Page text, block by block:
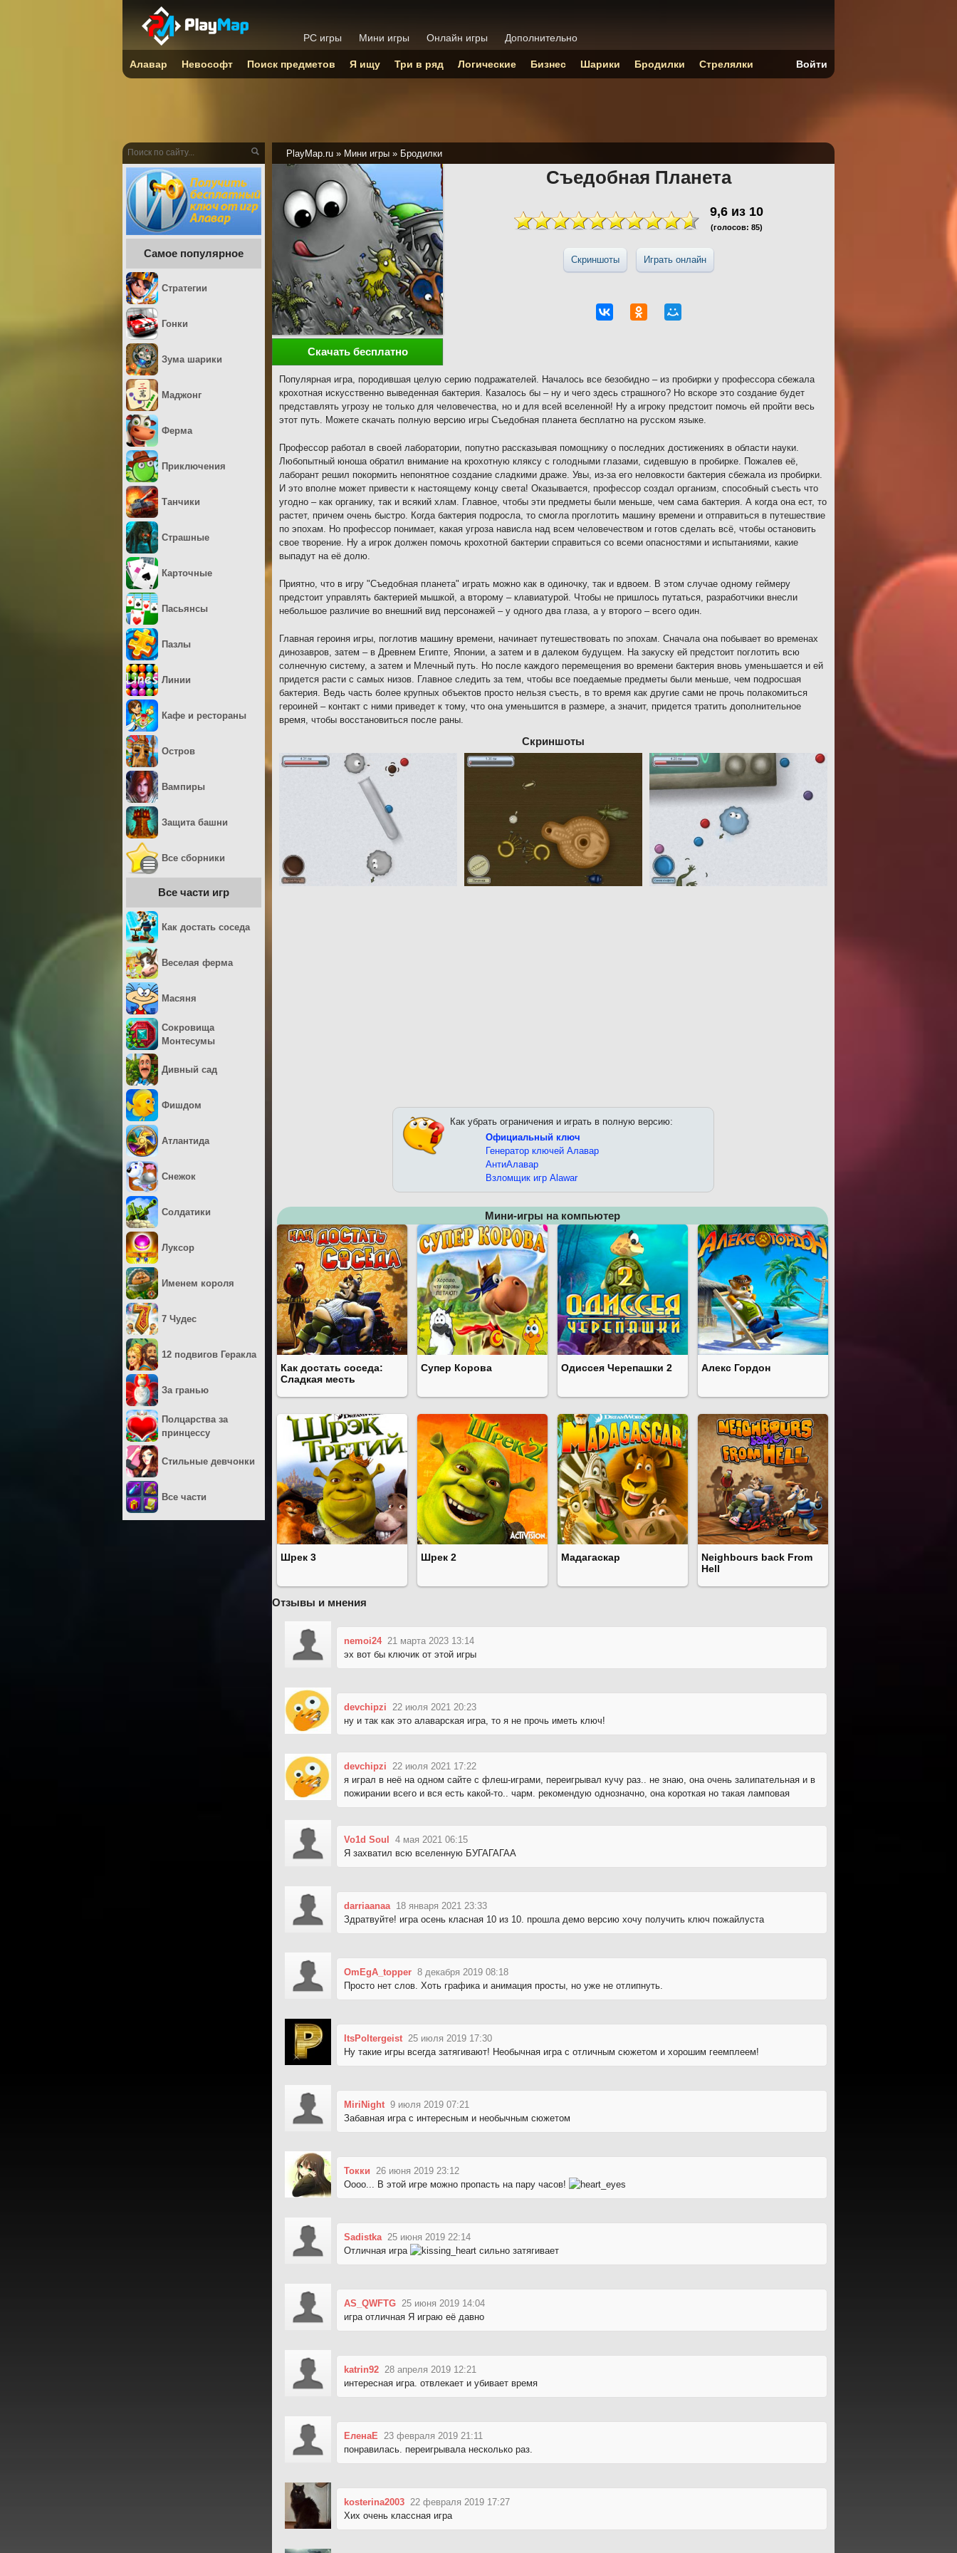
PlayMap.ru » Мини игры » Бродилки
Съедобная Планета
9,6 из 10
(голосов: 85)
Скриншоты Играть онлайн
Скачать бесплатно
Популярная игра, породившая целую серию подражателей. Началось все безобидно – из пробирки у профессора сбежала
крохотная искусственно выведенная бактерия. Казалось бы – ну и чего здесь страшного? Но вскоре это создание будет
представлять угрозу не только для человечества, но и для всей вселенной! Ну а игроку предстоит помочь ей пройти весь
этот путь. Можете скачать полную версию игры Съедобная планета бесплатно на русском языке.
Профессор работал в своей лаборатории, попутно рассказывая помощнику о последних достижениях в области науки.
Любопытный юноша обратил внимание на крохотную кляксу с голодными глазами, сидевшую в пробирке. Пожалев её,
лаборант решил покормить непонятное создание сладкими драже. Увы, из-за его неловкости бактерия сбежала из пробирки.
И это вполне может привести к настоящему концу света! Оказывается, профессор создал организм, способный съесть что
угодно – как органику, так и всякий хлам. Главное, чтобы эти предметы были меньше, чем сама бактерия. А когда она ест, то
растет, причем очень быстро. Когда бактерия подросла, то смогла проглотить машину времени и отправиться в путешествие
по эпохам. Но профессор понимает, какая угроза нависла над всем человечеством и готов сделать всё, чтобы остановить
свое творение. Ну а игрок должен помочь крохотной бактерии справиться со всеми опасностями и испытаниями, какие
выпадут на её долю.
Приятно, что в игру "Съедобная планета" играть можно как в одиночку, так и вдвоем. В этом случае одному геймеру
предстоит управлять бактерией мышкой, а второму – клавиатурой. Чтобы не пришлось путаться, разработчики внесли
небольшое различие во внешний вид персонажей – у одного два глаза, а у второго – всего один.
Главная героиня игры, поглотив машину времени, начинает путешествовать по эпохам. Сначала она побывает во временах
динозавров, затем – в Древнем Египте, Японии, а затем и в далеком будущем. На закуску ей предстоит поглотить всю
солнечную систему, а затем и Млечный путь. Но после каждого перемещения во времени бактерия вновь уменьшается и ей
придется расти с самых низов. Главное следить за тем, чтобы все поедаемые предметы были меньше, чем подросшая
бактерия. Ведь часть более крупных объектов просто нельзя съесть, в то время как другие сами не прочь полакомиться
героиней – контакт с ними приведет к тому, что она уменьшится в размере, а значит, придется тратить дополнительное
время, чтобы восстановиться после раны.
Скриншоты
Как убрать ограничения и играть в полную версию:
Официальный ключ
Генератор ключей Алавар
АнтиАлавар
Взломщик игр Alawar
Мини-игры на компьютер
Как достать соседа:
Сладкая месть
Супер Корова Одиссея Черепашки 2 Алекс Гордон
Шрек 3 Шрек 2 Мадагаскар
Neighbours back From
Hell
Отзывы и мнения
nemoi24 21 марта 2023 13:14
эх вот бы ключик от этой игры
devchipzi
22 июля 2021 20:23
ну и так как это алаварская игра, то я не прочь иметь ключ!
devchipzi 22 июля 2021 17:22
я играл в неё на одном сайте с флеш-играми, переигрывал кучу раз.. не знаю, она очень залипательная и в
пожирании всего и вся есть какой-то.. чарм. рекомендую однозначно, она короткая но такая ламповая
Vo1d Soul 4 мая 2021 06:15
Я захватил всю вселенную БУГАГАГАА
darriaanaa 18 января 2021 23:33
Здратвуйте! игра осень класная 10 из 10. прошла демо версию хочу получить ключ пожайлуста
OmEgA_topper 8 декабря 2019 08:18
Просто нет слов. Хоть графика и анимация просты, но уже не отлипнуть.
ItsPoltergeist 25 июля 2019 17:30
Ну такие игры всегда затягивают! Необычная игра с отличным сюжетом и хорошим геемплеем!
MiriNight 9 июля 2019 07:21
Забавная игра с интересным и необычным сюжетом
Токки
26 июня 2019 23:12
Оооо... В этой игре можно пропасть на пару часов!
Sadistka 25 июня 2019 22:14
Отличная игра
сильно затягивает
AS_QWFTG 25 июня 2019 14:04
игра отличная Я играю её давно
katrin92 28 апреля 2019 12:21
интересная игра. отвлекает и убивает время
ЕленаЕ
23 февраля 2019 21:11
понравилась. переигрывала несколько раз.
kosterina2003 22 февраля 2019 17:27
Хих очень классная игра
Самое популярное
Стратегии
Гонки
Зума шарики
Маджонг
Ферма
Приключения
Танчики
Страшные
Карточные
Пасьянсы
Пазлы
Линии
Кафе и рестораны
Остров
Вампиры
Защита башни
Все сборники
Все части игр
Как достать соседа
Веселая ферма
Масяня
Сокровища
Монтесумы
Дивный сад
Фишдом
Атлантида
Снежок
Солдатики
Луксор
Именем короля
7 Чудес
12 подвигов Геракла
За гранью
Полцарства за
принцессу
Стильные девчонки
Все части
PC игры Мини игры Онлайн игры Дополнительно
Алавар Невософт Поиск предметов Я ищу Три в ряд Логические Бизнес Шарики Бродилки Стрелялки Войти